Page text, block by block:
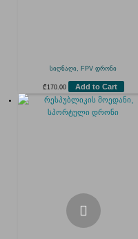
სიღნაღი, FPV დრონი
₾ 170.00 Add to Cart